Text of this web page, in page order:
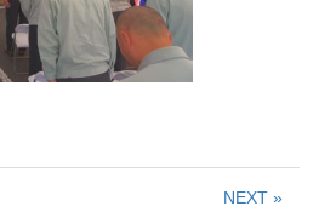
NEXT »